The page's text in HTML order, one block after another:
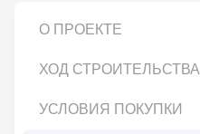
О ПРОЕКТЕ
ХОД СТРОИТЕЛЬСТВА
УСЛОВИЯ ПОКУПКИ